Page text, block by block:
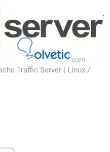
Traffic Server | Linux /